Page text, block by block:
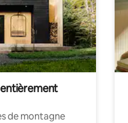
de montagne